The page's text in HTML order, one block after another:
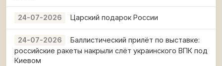
24-07-2026 Царский подарок России
24-07-2026
Баллистический прилёт по выставке:
российские ракеты накрыли слёт украинского ВПК под
Киевом